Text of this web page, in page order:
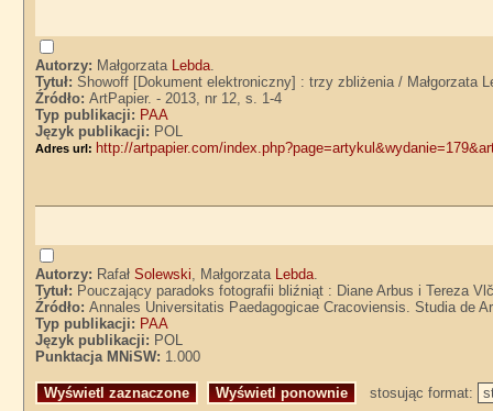
Autorzy: Małgorzata Lebda.
Tytuł:Showoff [Dokument elektroniczny] : trzy zbliżenia / Małgorzata
Źródło:ArtPapier. - 2013, nr 12, s. 1-4
Typ publikacji: PAA
Język publikacji: POL
Adres url: http://artpapier.com/
Autorzy: RafałSolewski, Małgorzata Lebda.
Tytuł: Pouczający paradoks fotografii bliźniąt : Diane Arbus i Tereza
Źródło:Annales Universitatis Paedagogicae Cracoviensis. Studia de
Typ publikacji: PAA
Język publikacji: POL
Punktacja MNiSW: 1.000
stosując format: